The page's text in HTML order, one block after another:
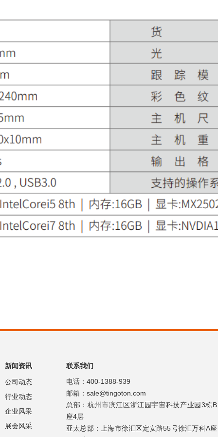
闻资讯
公司动态
行业动态
企业风采
展会风采
联系我们
电话：400-1388-939
邮箱：sale@tingoton.com
总部：杭州市滨江区浙江园宇宙科技产业园3栋B
座4层
亚太总部：上海市徐汇区定安路55号徐汇万科A座